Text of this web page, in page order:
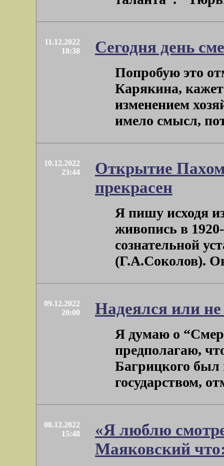
11.12.2022
18:38
Сегодня день
Попробую это
Карякина,
изменением
имело смысл,
10.12.2022
23:44
Открытие
прекрасен
Я пишу исходя
живопись в
сознательной
(Г.А.Соколов).
09.12.2022
20:00
Надеялся или
Я думаю о
предполагаю,
Багрицкого был
государством,
08.12.2022
15:48
«Я люблю
Маяковский